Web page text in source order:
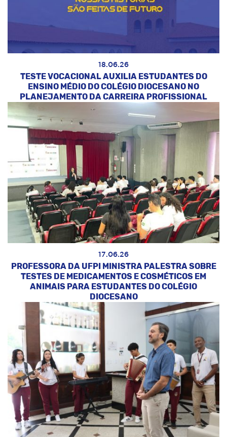
18.06.26
TESTE VOCACIONAL AUXILIA ESTUDANTES DO
ENSINO MÉDIO DO COLÉGIO DIOCESANO NO
PLANEJAMENTO DA CARREIRA PROFISSIONAL
17.06.26
PROFESSORA DA UFPI MINISTRA PALESTRA SOBRE
TESTES DE MEDICAMENTOS E COSMÉTICOS EM
ANIMAIS PARA ESTUDANTES DO COLÉGIO
DIOCESANO